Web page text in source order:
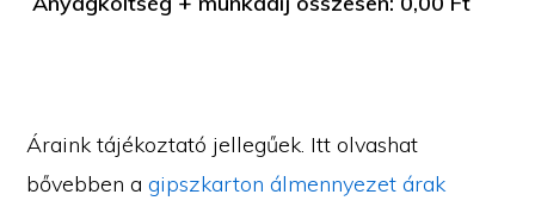
Áraink tájékoztató jellegűek. Itt olvashat
bővebben agipszkarton álmennyezet árak